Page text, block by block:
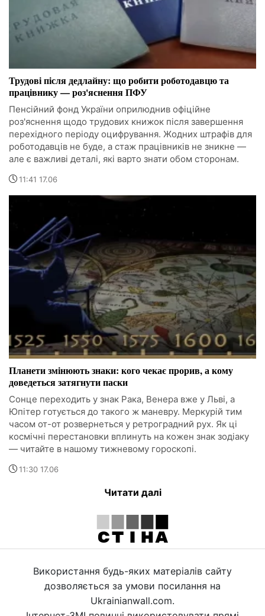
Трудові після дедлайну: що робити роботодавцю та
працівнику — роз'яснення ПФУ
Пенсійний фонд України оприлюднив офіційне
роз'яснення щодо трудових книжок після завершення
перехідного періоду оцифрування. Жодних штрафів для
роботодавців не буде, а стаж працівників не зникне —
але є важливі деталі, які варто знати обом сторонам.
11:41 17.06
Планети змінюють знаки: кого чекає прорив, а кому
доведеться затягнути паски
Сонце переходить у знак Рака, Венера вже у Льві, а
Юпітер готується до такого ж маневру. Меркурій тим
часом от-от розвернеться у ретроградний рух. Як ці
космічні перестановки вплинуть на кожен знак зодіаку
— читайте в нашому тижневому гороскопі.
11:30 17.06
Читати далі
Використання будь-яких матеріалів сайту
дозволяється за умови посилання на
Ukrainianwall.com.